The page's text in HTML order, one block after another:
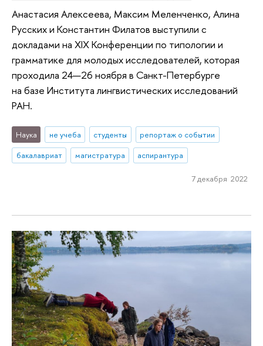
Анастасия Алексеева, Максим Меленченко, Алина
Русских и Константин Филатов выступили с
докладами на XIX Конференции по типологии и
грамматике для молодых исследователей, которая
проходила 24—26 ноября в Санкт-Петербурге
на базе Института лингвистических исследований
РАН.
Наука не учеба студенты
репортаж о событии
бакалавриат
магистратура аспирантура
7 декабря 2022